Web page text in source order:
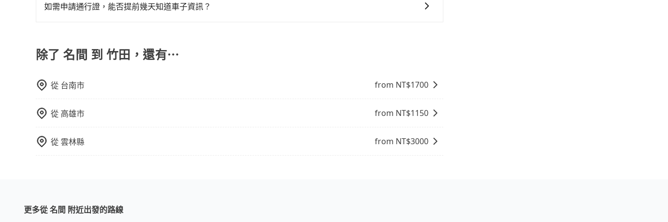
為司機素質比較差、車上會有煙味、或者車齡過大，但事實恰恰相反。tripool不僅有嚴密的篩選機制，定期淘汰
能用更少的司機來服務更多的旅客，意味著使用到不熟悉的司機或者轉單給其他車行的情況比同行更低，如此便
反應在服務品質的控管會更佳。但tripool網站上的價格是動態的，一般來說越早預訂價格越優，且保證前一天中
如需申請通行證，能否提前幾天知道車子資訊？
事先將您的需求寄至旅步的客服信箱：booking@tripool.app，將有專人協助回覆確認是否能協助安排。」
除了 名間 到 竹田，還有⋯
從 台南市 from NT$1700
從 高雄市 from NT$1150
從雲林縣 from NT$3000
更多從 名間 附近出發的路線